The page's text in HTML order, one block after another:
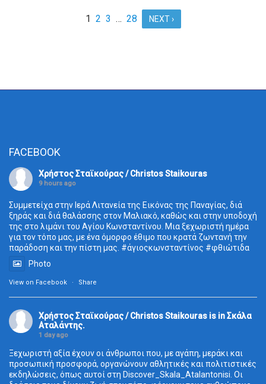
1 2 3 … 28 NEXT ›
FACEBOOK
Χρήστος Σταϊκούρας / Christos Staikouras
9 hours ago
Συμμετείχα στην Ιερά Λιτανεία της Εικόνας της Παναγίας, διά
ξηράς και διά θαλάσσης στον Μαλιακό, καθώς και στην υποδοχή
της στο λιμάνι του Αγίου Κωνσταντίνου. Μια ξεχωριστή ημέρα
για τον τόπο μας, με ένα όμορφο έθιμο που κρατά ζωντανή την
παράδοση και την πίστη μας. #άγιοςκωνσταντίνος #φθιώτιδα
Photo
View on Facebook · Share
Χρήστος Σταϊκούρας / Christos Staikouras is in Σκάλα
Aταλάντης.
1 day ago
Ξεχωριστή αξία έχουν οι άνθρωποι που, με αγάπη, μεράκι και
προσωπική προσφορά, οργανώνουν αθλητικές και πολιτιστικές
εκδηλώσεις, όπως αυτοί στη Discover_Skala_Atalantonisi. Οι